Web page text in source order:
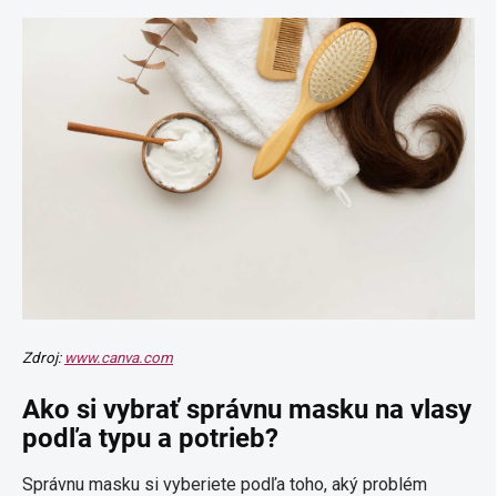
Zdroj: www.canva.com
Ako si vybrať správnu masku na vlasy
podľa typu a potrieb?
Správnu masku si vyberiete podľa toho, aký problém